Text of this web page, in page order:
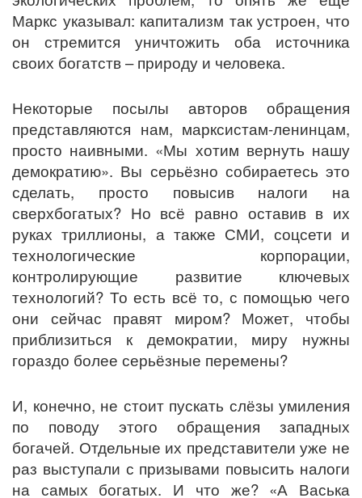
Маркс указывал: капитализм так устроен, что
он стремится уничтожить оба источника
своих богатств – природу и человека.
Некоторые посылы авторов обращения
представляются нам, марксистам-ленинцам,
просто наивными. «Мы хотим вернуть нашу
демократию». Вы серьёзно собираетесь это
сделать, просто повысив налоги на
сверхбогатых? Но всё равно оставив в их
руках триллионы, а также СМИ, соцсети и
технологические корпорации,
контролирующие развитие ключевых
технологий? То есть всё то, с помощью чего
они сейчас правят миром? Может, чтобы
приблизиться к демократии, миру нужны
гораздо более серьёзные перемены?
И, конечно, не стоит пускать слёзы умиления
по поводу этого обращения западных
богачей. Отдельные их представители уже не
раз выступали с призывами повысить налоги
на самых богатых. И что же? «А Васька